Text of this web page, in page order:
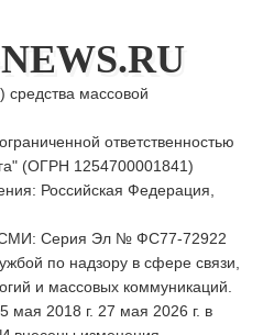
массовой
ответственностью
(ОГРН 1254700001841)
Российская Федерация,
СМИ: Серия Эл № ФС77-72922
по надзору в сфере связи,
и массовых коммуникаций.
мая 2018 г. 27 мая 2026 г. в